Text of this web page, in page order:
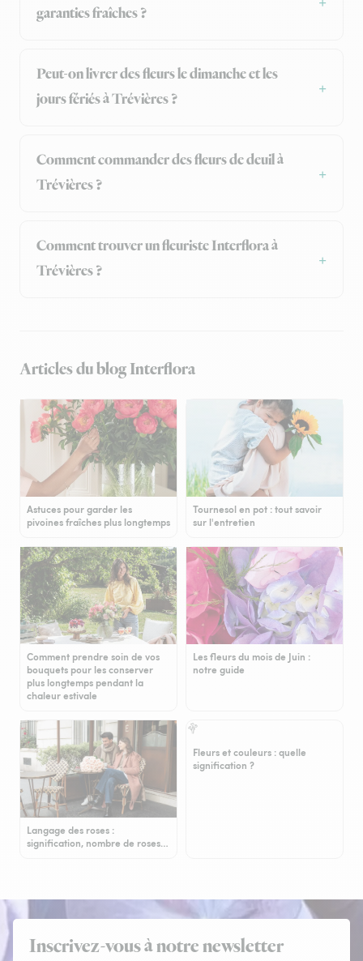
garanties fraîches ?
Peut-on livrer des fleurs le dimanche et les
jours fériés à Trévières ?
Comment commander des fleurs de deuil à
Trévières ?
Comment trouver un fleuriste Interflora à
Trévières ?
Articles du blog Interflora
Astuces pour garder les
pivoines fraîches plus longtemps
Tournesol en pot : tout savoir
sur l'entretien
Comment prendre soin de vos
bouquets pour les conserver
plus longtemps pendant la
chaleur estivale
Les fleurs du mois de Juin :
notre guide
Langage des roses :
signification, nombre de roses…
Fleurs et couleurs : quelle
signification ?
Inscrivez-vous à notre newsletter